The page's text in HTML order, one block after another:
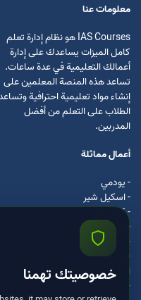
معلومات عنا
IAS Courses هو نظام إدارة تعلم
كامل الميزات يساعدك على إدارة
أعمالك التعليمية في عدة ساعات.
تساعد هذه المنصة المعلمين على
إنشاء مواد تعليمية احترافية
الطلاب على التعلم من أفضل
المدربين.
أعمال مماثلة
- يودمي
- اسکیل شیر
- كرس ايرا
- لیندا
- اسكيل سفت
- اوداسيتي
ادكس
- مستر كلس
خصوصيتك تهمنا